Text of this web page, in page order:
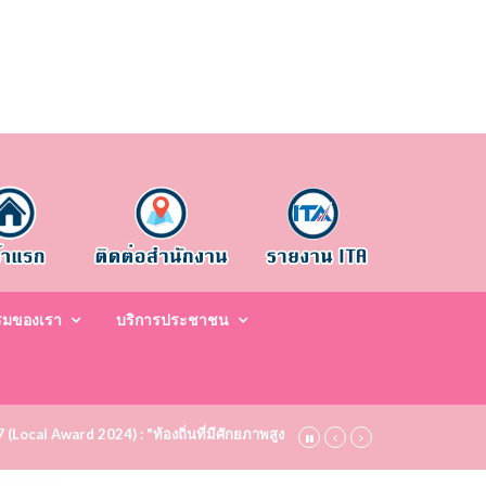
ของเรา บริการประชาชน
Award 2024) : "ท้องถิ่นที่มีศักยภาพสูง ระดับชมเชย (Bronze)" ประจำปี